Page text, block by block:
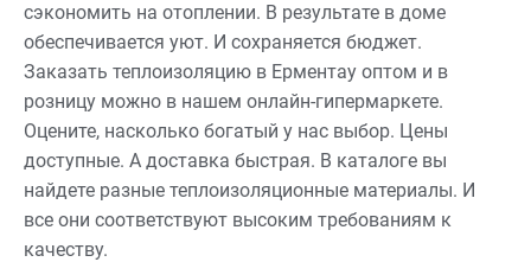
сэкономить на отоплении. В результате в доме
обеспечивается уют. И сохраняется бюджет.
Заказать теплоизоляцию в Ерментау оптом и в
розницу можно в нашем онлайн-гипермаркете.
Оцените, насколько богатый у нас выбор. Цены
доступные. А доставка быстрая. В каталоге вы
найдете разные теплоизоляционные материалы. И
все они соответствуют высоким требованиям к
качеству.